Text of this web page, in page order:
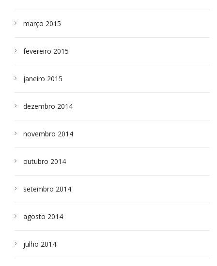
março 2015
fevereiro 2015
janeiro 2015
dezembro 2014
novembro 2014
outubro 2014
setembro 2014
agosto 2014
julho 2014